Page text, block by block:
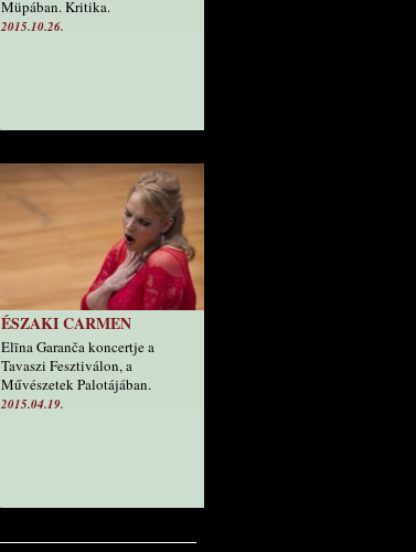
Müpában. Kritika.
2015.10.26.
ÉSZAKI CARMEN
Elīna Garanča koncertje a
Tavaszi Fesztiválon, a
Művészetek Palotájában.
2015.04.19.